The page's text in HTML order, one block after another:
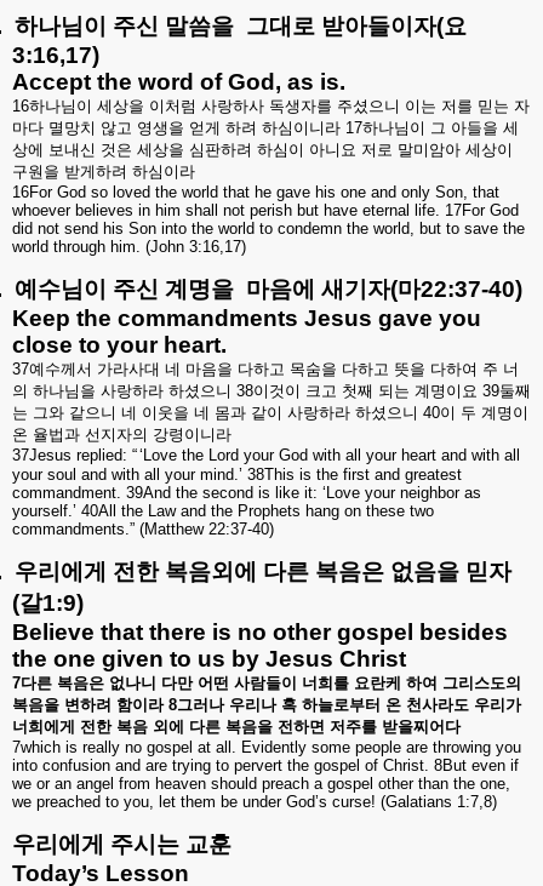
하나님이 주신 말씀을 그대로 받아들이자(요
3:16,17)
Accept the word of God, as is.
16하나님이 세상을 이처럼 사랑하사 독생자를 주셨으니 이는 저를 믿는 자
마다 멸망치 않고 영생을 얻게 하려 하심이니라 17하나님이 그 아들을 세
상에 보내신 것은 세상을 심판하려 하심이 아니요 저로 말미암아 세상이
구원을 받게하려 하심이라
16For God so loved the world that he gave his one and only Son, that
whoever believes in him shall not perish but have eternal life. 17For God
did not send his Son into the world to condemn the world, but to save the
world through him. (John 3:16,17)
예수님이 주신 계명을 마음에 새기자(마22:37-40)
Keep the commandments Jesus gave you
close to your heart.
37예수께서 가라사대 네 마음을 다하고 목숨을 다하고 뜻을 다하여 주 너
의 하나님을 사랑하라 하셨으니 38이것이 크고 첫째 되는 계명이요 39둘째
는 그와 같으니 네 이웃을 네 몸과 같이 사랑하라 하셨으니 40이 두 계명이
온 율법과 선지자의 강령이니라
37Jesus replied: “‘ Love the Lord your God with all your heart and with all
your soul and with all your mind.’ 38This is the first and greatest
commandment. 39And the second is like it: ‘ Love your neighbor as
yourself.’ 40All the Law and the Prophets hang on these two
commandments.” (Matthew 22:37-40)
우리에게 전한 복음외에 다른 복음은 없음을 믿자
(갈1:9)
Believe that there is no other gospel besides
the one given to us by Jesus Christ
7다른 복음은 없나니 다만 어떤 사람들이 너희를 요란케 하여 그리스도의
복음을 변하려 함이라8그러나 우리나 혹 하늘로부터 온 천사라도 우리가
너희에게 전한 복음 외에 다른 복음을 전하면 저주를 받을찌어다
7which is really no gospel at all. Evidently some people are throwing you
into confusion and are trying to pervert the gospel of Christ. 8But even if
we or an angel from heaven should preach a gospel other than the one,
we preached to you, let them be under God’s curse! (Galatians 1:7,8)
우리에게 주시는 교훈
Today’s Lesson